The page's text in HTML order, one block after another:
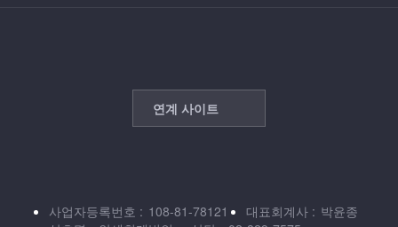
연계 사이트
사업자등록번호 108-81-78121 대표회계사
박윤종